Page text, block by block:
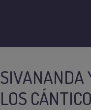
SIVANANDA
LOS